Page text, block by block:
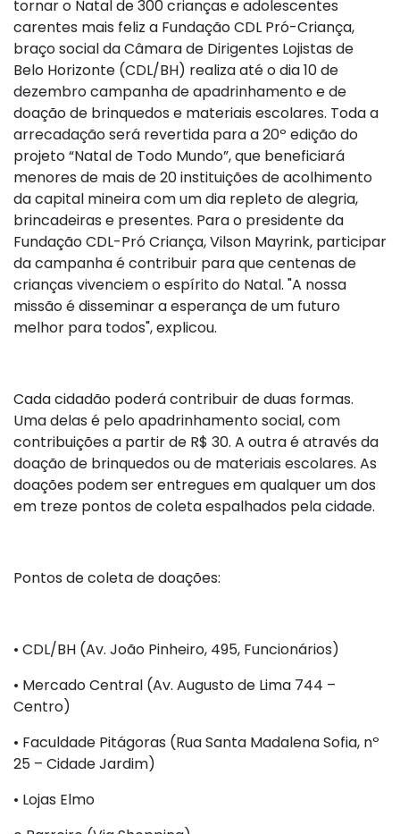
tornar o Natal de 300 crianças e adolescentes
carentes mais feliz a Fundação CDL Pró-Criança,
braço social da Câmara de Dirigentes Lojistas de
Belo Horizonte (CDL/BH) realiza até o dia 10 de
dezembro campanha de apadrinhamento e de
doação de brinquedos e materiais escolares. Toda a
arrecadação será revertida para a 20º edição do
projeto “Natal de Todo Mundo”, que beneficiará
menores de mais de 20 instituições de acolhimento
da capital mineira com um dia repleto de alegria,
brincadeiras e presentes. Para o presidente da
Fundação CDL-Pró Criança, Vilson Mayrink, participar
da campanha é contribuir para que centenas de
crianças vivenciem o espírito do Natal. "A nossa
missão é disseminar a esperança de um futuro
melhor para todos", explicou.
Cada cidadão poderá contribuir de duas formas.
Uma delas é pelo apadrinhamento social, com
contribuições a partir de R$ 30. A outra é através da
doação de brinquedos ou de materiais escolares. As
doações podem ser entregues em qualquer um dos
em treze pontos de coleta espalhados pela cidade.
Pontos de coleta de doações:
• CDL/BH (Av. João Pinheiro, 495, Funcionários)
• Mercado Central (Av. Augusto de Lima 744 –
Centro)
• Faculdade Pitágoras (Rua Santa Madalena Sofia, nº
25 – Cidade Jardim)
• Lojas Elmo